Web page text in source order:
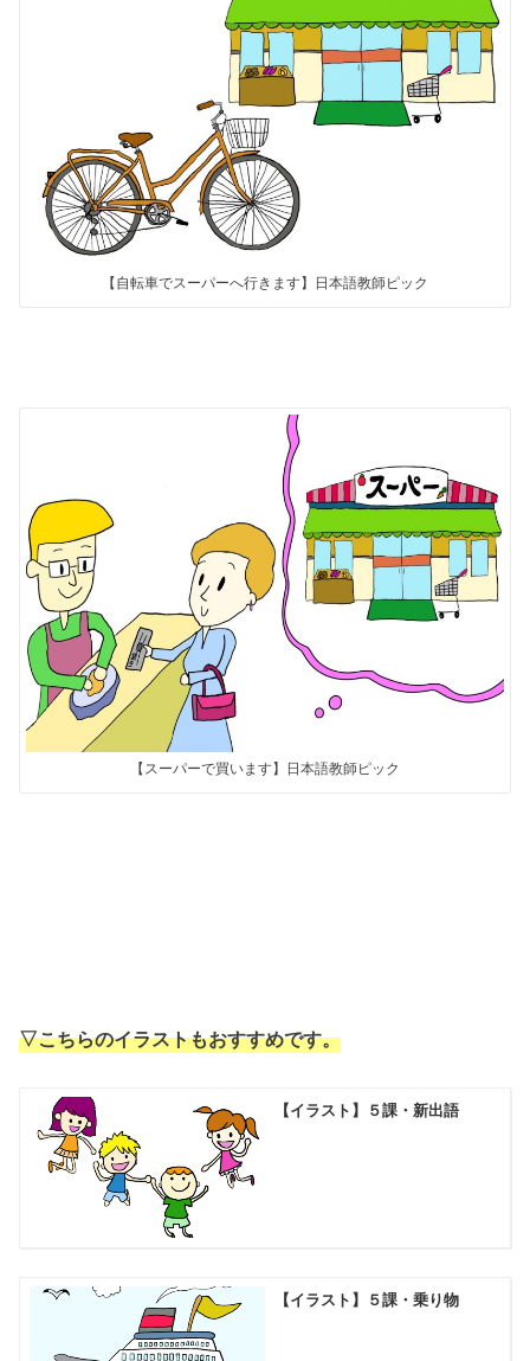
【自転車でスーパーへ行きます】日本語教師ピック
【スーパーで買います】日本語教師ピック
▽こちらのイラストもおすすめです。
【イラスト】５課・新出語
【イラスト】５課・乗り物